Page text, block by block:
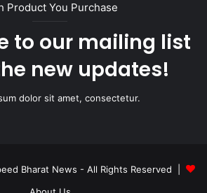
Product You Purchase
to our mailing list
new updates!
dolor sit amet, consectetur.
Bharat News - All Rights Reserved |